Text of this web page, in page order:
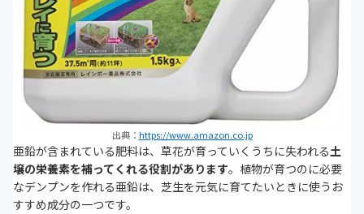
出典： https://www.amazon.co.jp
亜鉛が含まれている肥料は、草花が育っていくうちに失われる土
壌の栄養素を補ってくれる役割があります。植物が育つのに必要
なデンプンを作れる亜鉛は、芝生を元気に育てたいときに使うお
すすめ成分の一つです。